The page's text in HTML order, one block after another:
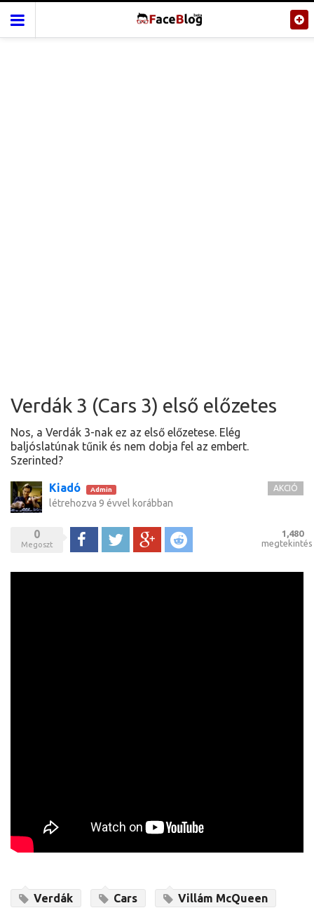
Verdák 3 (Cars 3) első előzetes
Nos, a Verdák 3-nak ez az első előzetese. Elég
baljóslatúnak tűnik és nem dobja fel az embert.
Szerinted?
Kiadó Admin
létrehozva 9 évvel korábban
AKCIÓ
0
Megoszt MegosztTweet Google+ Reddit
1,480
megtekintés
Verdák Cars
Villám McQueen